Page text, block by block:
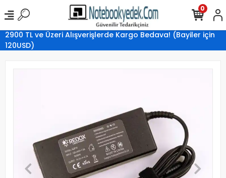
2900 TL ve Üzeri Alışverişlerde Kargo Bedava! (Bayiler için
120USD)
0